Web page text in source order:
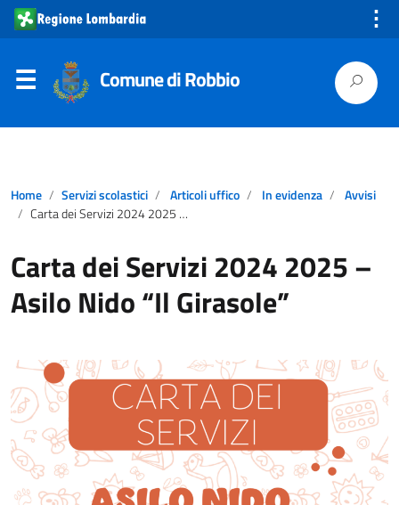
⋮
Comune di Robbio
Home Servizi scolastici Articoli uffico In evidenza
Avvisi
Carta dei Servizi 2024 2025 – Asilo Nido “Il Girasole”
Carta dei Servizi 2024 2025 –
Asilo Nido “Il Girasole”